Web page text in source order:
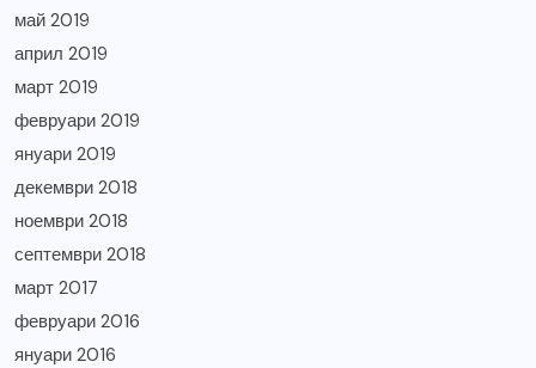
май 2019
април 2019
март 2019
февруари 2019
януари 2019
декември 2018
ноември 2018
септември 2018
март 2017
февруари 2016
януари 2016